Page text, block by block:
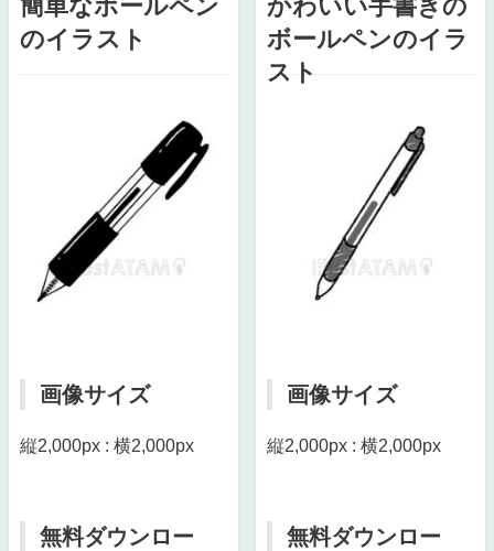
簡単なボールペン
のイラスト
画像サイズ
縦2,000px : 横2,000px
無料ダウンロー
かわいい手書きの
ボールペンのイラ
スト
画像サイズ
縦2,000px : 横2,000px
無料ダウンロー